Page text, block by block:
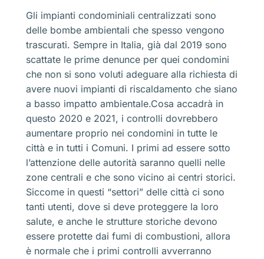
Gli impianti condominiali centralizzati sono
delle bombe ambientali che spesso vengono
trascurati. Sempre in Italia, già dal 2019 sono
scattate le prime denunce per quei condomini
che non si sono voluti adeguare alla richiesta di
avere nuovi impianti di riscaldamento che siano
a basso impatto ambientale.Cosa accadrà in
questo 2020 e 2021, i controlli dovrebbero
aumentare proprio nei condomini in tutte le
città e in tutti i Comuni. I primi ad essere sotto
l’attenzione delle autorità saranno quelli nelle
zone centrali e che sono vicino ai centri storici.
Siccome in questi “settori” delle città ci sono
tanti utenti, dove si deve proteggere la loro
salute, e anche le strutture storiche devono
essere protette dai fumi di combustioni, allora
è normale che i primi controlli avverranno